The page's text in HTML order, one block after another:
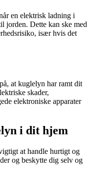
en elektrisk ladning i
jorden. Dette kan ske med
især hvis det
at kuglelyn har ramt dit
skader,
elektroniske apparater
i dit hjem
at handle hurtigt og
og beskytte dig selv og